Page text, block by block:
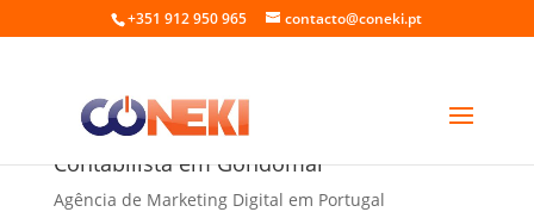
+351 912 950 965 contacto@coneki.pt
Agência de marketing digital para
Contabilista em Gondomar
Agência de Marketing Digital em Portugal